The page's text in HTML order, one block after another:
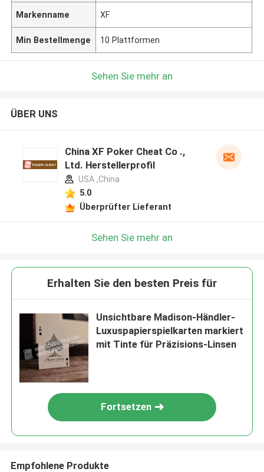
Markenname XF
Min Bestellmenge 10 Plattformen
Sehen Sie mehr an
ÜBER UNS
China XF Poker Cheat Co .,
Ltd. Herstellerprofil
USA ,China
5.0
Überprüfter Lieferant
Sehen Sie mehr an
Erhalten Sie den besten Preis für
Unsichtbare Madison-Händler-
Luxuspapierspielkarten markiert
mit Tinte für Präzisions-Linsen
Fortsetzen
Empfohlene Produkte